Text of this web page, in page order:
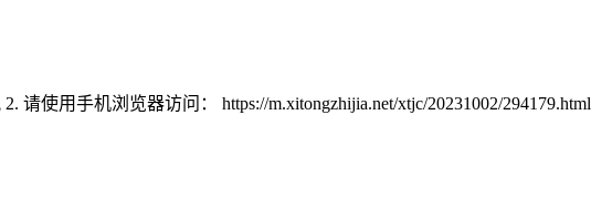
2. 请使用手机浏览器访问： https://m.xitongzhijia.net/xtjc/20231002/294179.html